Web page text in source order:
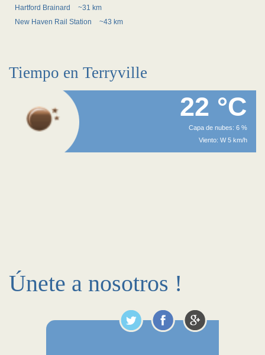
Hartford Brainard
~31 km
New Haven Rail Station
~43 km
Tiempo en Terryville
22 °C
Capa de nubes: 6 %
Viento: W 5 km/h
Únete a nosotros !